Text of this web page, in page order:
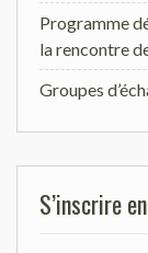
Programme
la rencontre
Groupes
S’inscrire